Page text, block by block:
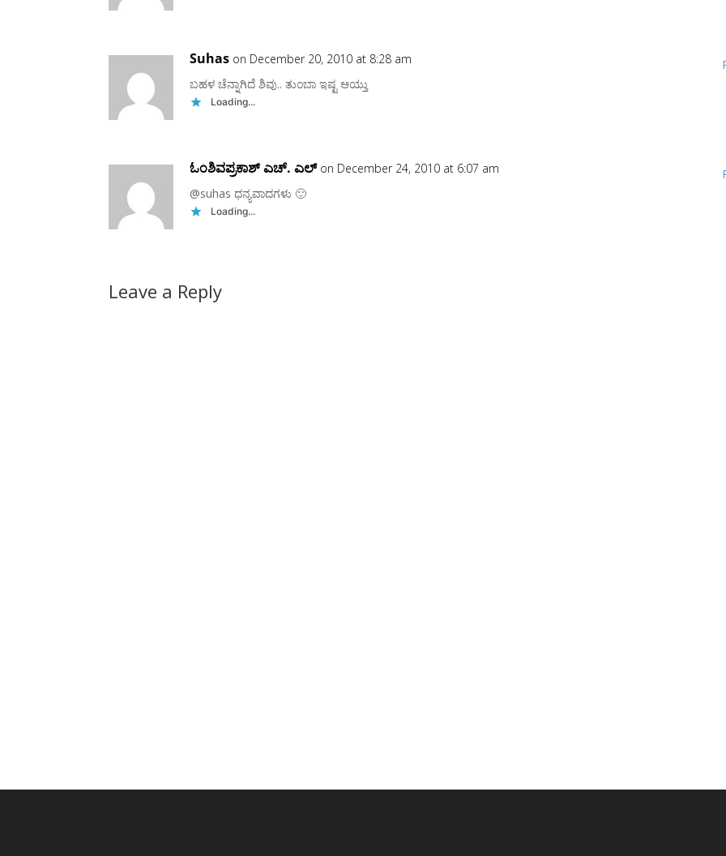
Suhas on December 20, 2010 at 8:28 am
ಬಹಳ ಚೆನ್ನಾಗಿದೆ ಶಿವು.. ತುಂಬಾ ಇಷ್ಟ ಆಯ್ತು
Loading...
ಓಂಶಿವಪ್ರಕಾಶ್ ಎಚ್. ಎಲ್ on December 24, 2010 at 6:07 am
@suhas ಧನ್ಯವಾದಗಳು 🙂
Loading...
Leave a Reply